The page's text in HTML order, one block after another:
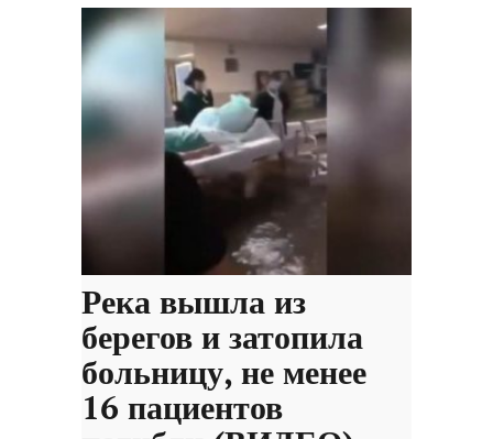
Река вышла из
берегов и затопила
больницу, не менее
16 пациентов